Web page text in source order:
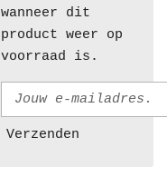
wanneer dit
product weer op
voorraad is.
Verzenden